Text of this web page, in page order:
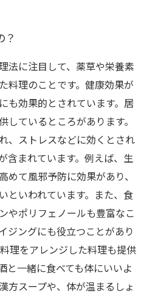
？
法に注目して、薬草や栄養素
料理のことです。健康効果が
も効果的とされています。居
ているところがあります。
、ストレスなどに効くとされ
含まれています。例えば、生
めて風邪予防に効果があり、
といわれています。また、食
やポリフェノールも豊富なこ
ジングにも役立つことがあり
理をアレンジした料理も提供
と一緒に食べても体にいいよ
方スープや、体が温まるしょ